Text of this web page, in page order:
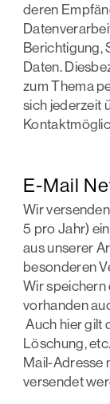
deren
Berichtigung,
Daten.
zum Thema
sich jederzeit
E-Mail
Wir
5 pro Jahr)
aus unserer
besonderen
Wir speichern
vorhanden
Auch hier gilt
Löschung,
Mail-Adresse
versendet